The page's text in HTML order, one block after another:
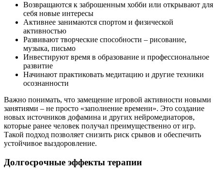
Возвращаются к заброшенным хобби или открывают для
себя новые интересы
Активнее занимаются спортом и физической
активностью
Развивают творческие способности – рисование,
музыка, письмо
Инвестируют время в образование и профессиональное
развитие
Начинают практиковать медитацию и другие техники
осознанности
Важно понимать, что замещение игровой активности новыми
занятиями – не просто «заполнение времени». Это создание
новых источников дофамина и других нейромедиаторов,
которые ранее человек получал преимущественно от игр.
Такой подход позволяет снизить риск срывов и обеспечить
устойчивое выздоровление.
Долгосрочные эффекты терапии